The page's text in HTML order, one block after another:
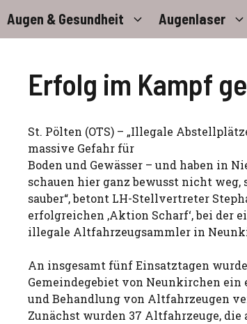
Inhalt
springen
Augen & Gesundheit Augenlaser
Erfolg im Kampf
St. Pölten (OTS) – „Illegale
massive Gefahr für
Boden und Gewässer – und haben in
schauen hier ganz bewusst nicht
sauber“, betont LH-Stellvertreter
erfolgreichen ‚Aktion Scharf‘, bei der
illegale Altfahrzeugsammler in
An insgesamt fünf Einsatztagen
Gemeindegebiet von Neunkirchen
und Behandlung von Altfahrzeugen
Zunächst wurden 37 Altfahrzeuge,